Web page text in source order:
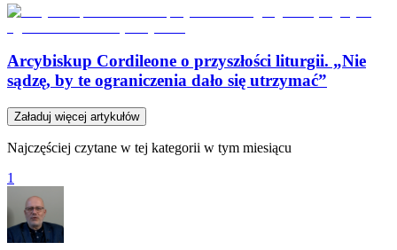
Arcybiskup Cordileone o przyszłości liturgii. „Nie
sądzę, by te ograniczenia dało się utrzymać”
Załaduj więcej artykułów
Najczęściej czytane w tej kategorii w tym miesiącu
1